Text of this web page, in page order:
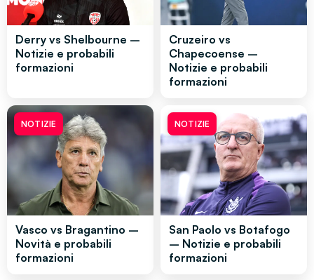
Derry vs Shelbourne –
Notizie e probabili
formazioni
Cruzeiro vs
Chapecoense –
Notizie e probabili
formazioni
NOTIZIE
Vasco vs Bragantino –
Novità e probabili
formazioni
NOTIZIE
San Paolo vs Botafogo
– Notizie e probabili
formazioni